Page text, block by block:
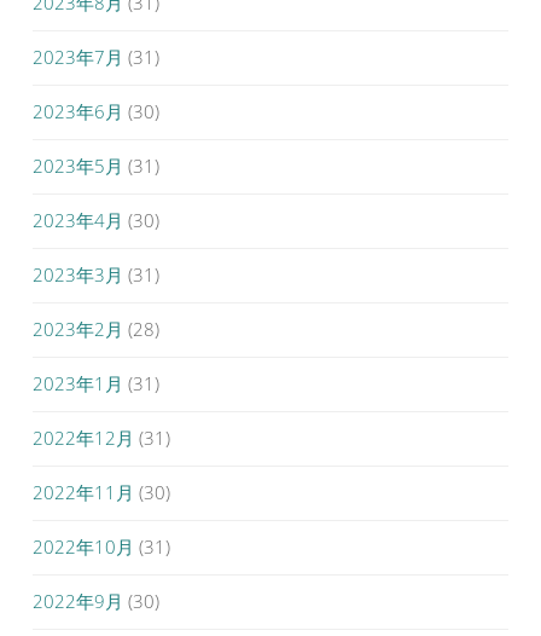
2023年7月 (31)
2023年6月 (30)
2023年5月 (31)
2023年4月 (30)
2023年3月 (31)
2023年2月 (28)
2023年1月 (31)
2022年12月 (31)
2022年11月 (30)
2022年10月 (31)
2022年9月 (30)